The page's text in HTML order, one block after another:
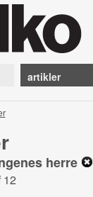
artikler
herre
12